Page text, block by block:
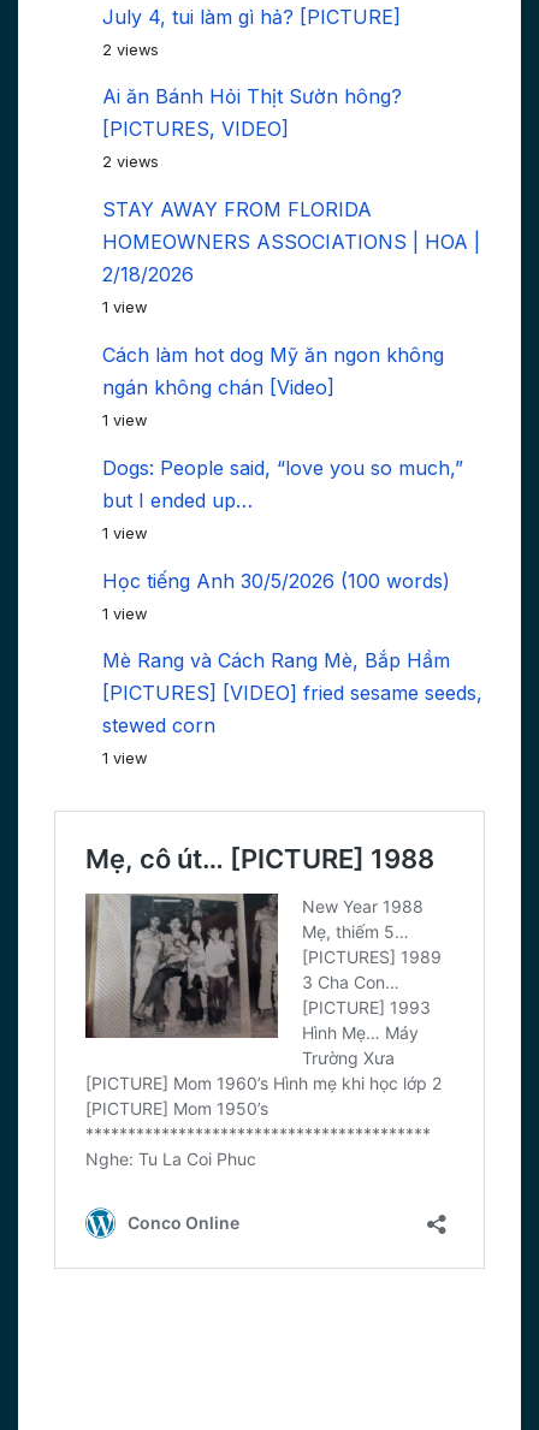
July 4, tui làm gì hả? [PICTURE]
2 views
Ai ăn Bánh Hỏi Thịt Sườn hông?
[PICTURES, VIDEO]
2 views
STAY AWAY FROM FLORIDA
HOMEOWNERS ASSOCIATIONS | HOA |
2/18/2026
1 view
Cách làm hot dog Mỹ ăn ngon không
ngán không chán [Video]
1 view
Dogs: People said, “love you so much,”
but I ended up…
1 view
Học tiếng Anh 30/5/2026 (100 words)
1 view
Mè Rang và Cách Rang Mè, Bắp Hầm
[PICTURES] [VIDEO] fried sesame seeds,
stewed corn
1 view